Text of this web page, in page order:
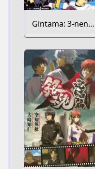
Gintama: 3-nen
Z-gumi Ginpachi-
sensei